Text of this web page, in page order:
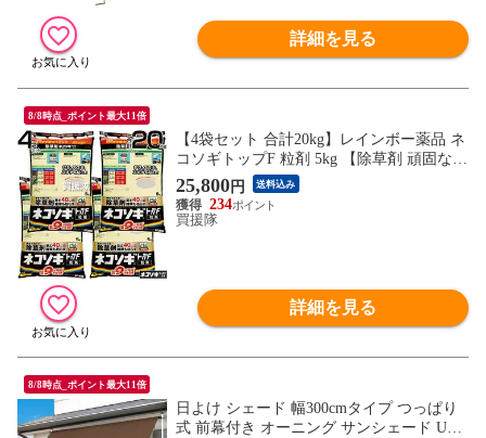
詳細を見る
8/8時点_ポイント最大11倍
【4袋セット 合計20kg】レインボー薬品 ネ
コソギトップF 粒剤 5kg 【除草剤 頑固な雑
草も枯らす 粒のまま地面にパラパラまくタ
イプ そのまま散布 約5～9ヶ月間持続 笹 サ
サ ススキ スギナ 頑固な雑草も枯らす 雑草
25,800円 送料込み
234
買援隊
詳細を見る
8/8時点_ポイント最大11倍
日よけ シェード 幅300cmタイプ つっぱり
式 前幕付き オーニング サンシェード UV